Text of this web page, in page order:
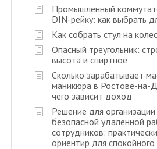
Промышленный
DIN-рейку: как выбрать
Как собрать стул на
Опасный треугольник:
высота и спиртное
Сколько зарабатывает
маникюра в Ростове-на-
чего зависит доход
Решение для организации
безопасной удаленной
сотрудников:
ориентир для